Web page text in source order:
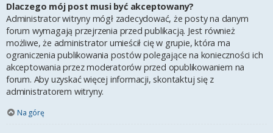
Dlaczego mój post musi być akceptowany?
Administrator witryny mógł zadecydować, że posty na danym
forum wymagają przejrzenia przed publikacją. Jest również
możliwe, że administrator umieścił cię w grupie, która ma
ograniczenia publikowania postów polegające na konieczności ich
akceptowania przez moderatorów przed opublikowaniem na
forum. Aby uzyskać więcej informacji, skontaktuj się z
administratorem witryny.
Na górę